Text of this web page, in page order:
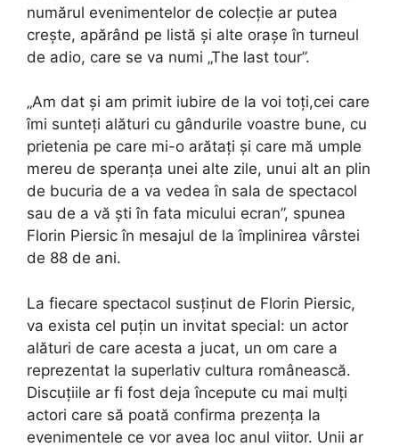
numărul evenimentelor de colecție ar putea
crește, apărând pe listă și alte orașe în turneul
de adio, care se va numi „The last tour”.
„Am dat și am primit iubire de la voi toți,cei care
îmi sunteți alături cu gândurile voastre bune, cu
prietenia pe care mi-o arătați și care mă umple
mereu de speranța unei alte zile, unui alt an plin
de bucuria de a va vedea în sala de spectacol
sau de a vă ști în fata micului ecran”, spunea
Florin Piersic în mesajul de la împlinirea vârstei
de 88 de ani.
La fiecare spectacol susținut de Florin Piersic,
va exista cel puțin un invitat special: un actor
alături de care acesta a jucat, un om care a
reprezentat la superlativ cultura românească.
Discuțiile ar fi fost deja începute cu mai mulți
actori care să poată confirma prezența la
evenimentele ce vor avea loc anul viitor. Unii ar